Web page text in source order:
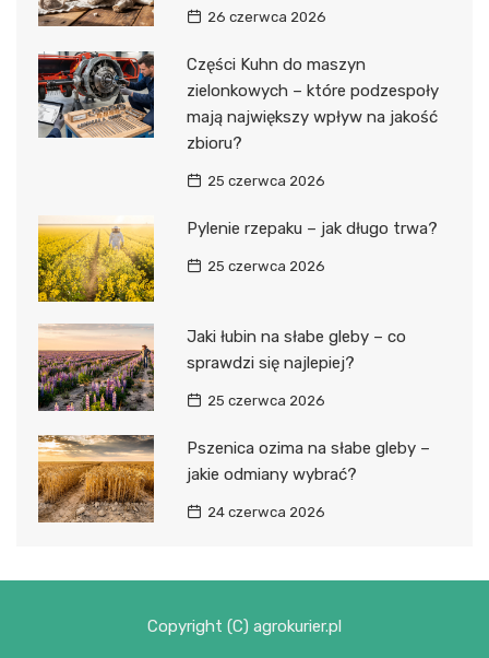
26 czerwca 2026
Części Kuhn do maszyn
zielonkowych – które podzespoły
mają największy wpływ na jakość
zbioru?
25 czerwca 2026
Pylenie rzepaku – jak długo trwa?
25 czerwca 2026
Jaki łubin na słabe gleby – co
sprawdzi się najlepiej?
25 czerwca 2026
Pszenica ozima na słabe gleby –
jakie odmiany wybrać?
24 czerwca 2026
Copyright (C) agrokurier.pl